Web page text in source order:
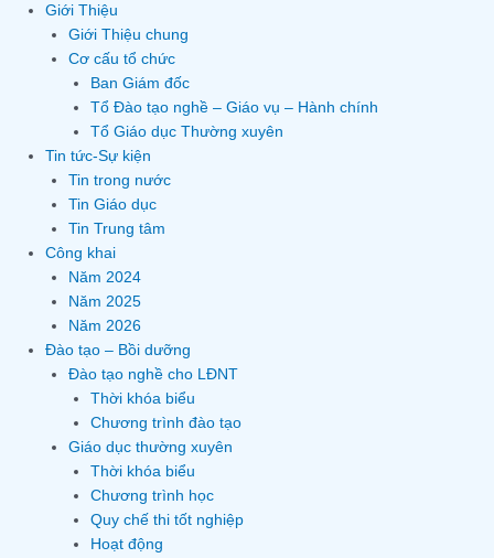
Giới Thiệu
Giới Thiệu chung
Cơ cấu tổ chức
Ban Giám đốc
Tổ Đào tạo nghề – Giáo vụ – Hành chính
Tổ Giáo dục Thường xuyên
Tin tức-Sự kiện
Tin trong nước
Tin Giáo dục
Tin Trung tâm
Công khai
Năm 2024
Năm 2025
Năm 2026
Đào tạo – Bồi dưỡng
Đào tạo nghề cho LĐNT
Thời khóa biểu
Chương trình đào tạo
Giáo dục thường xuyên
Thời khóa biểu
Chương trình học
Quy chế thi tốt nghiệp
Hoạt động